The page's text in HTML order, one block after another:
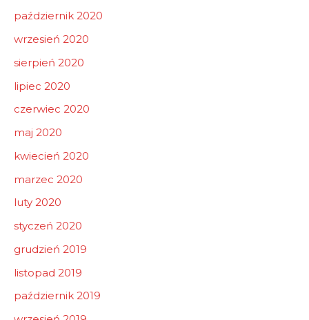
październik 2020
wrzesień 2020
sierpień 2020
lipiec 2020
czerwiec 2020
maj 2020
kwiecień 2020
marzec 2020
luty 2020
styczeń 2020
grudzień 2019
listopad 2019
październik 2019